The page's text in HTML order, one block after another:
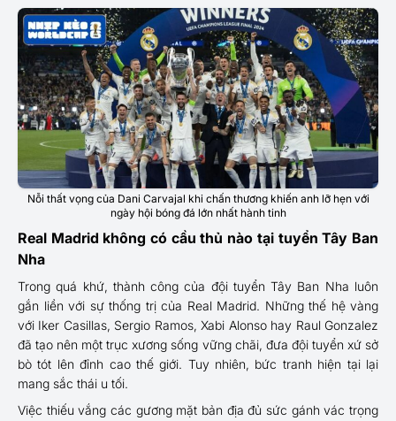
Nỗi thất vọng của Dani Carvajal khi chấn thương khiến anh lỡ hẹn với
ngày hội bóng đá lớn nhất hành tinh
Real Madrid không có cầu thủ nào tại tuyển Tây Ban
Nha
Trong quá khứ, thành công của đội tuyển Tây Ban Nha luôn
gắn liền với sự thống trị của Real Madrid. Những thế hệ vàng
với Iker Casillas, Sergio Ramos, Xabi Alonso hay Raul Gonzalez
đã tạo nên một trục xương sống vững chãi, đưa đội tuyển xứ sở
bò tót lên đỉnh cao thế giới. Tuy nhiên, bức tranh hiện tại lại
mang sắc thái u tối.
Việc thiếu vắng các gương mặt bản địa đủ sức gánh vác trọng